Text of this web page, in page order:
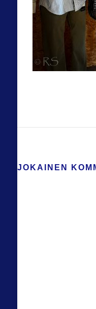
JOKAINEN